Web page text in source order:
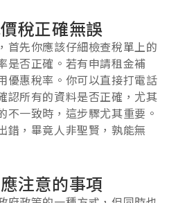
稅正確無誤
首先你應該仔細檢查稅單上的
是否正確。若有申請租金補
優惠稅率。你可以直接打電話
認所有的資料是否正確，尤其
不一致時，這步驟尤其重要。
錯，畢竟人非聖賢，孰能無
注意的事項